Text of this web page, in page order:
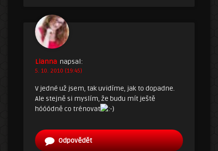
Lianna napsal:
5. 10. 2010 (19:45)
V jedné už jsem, tak uvidíme, jak to dopadne.
Ale stejně si myslím, že budu mít ještě
hóóódně co trénovat
Odpovědět